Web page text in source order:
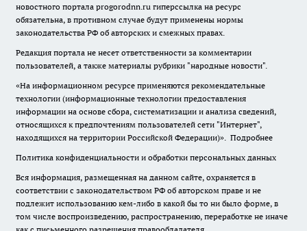
новостного портала progorodnn.ru гиперссылка на ресурс
обязательна, в противном случае будут применены нормы
законодательства РФ об авторских и смежных правах.
Редакция портала не несет ответственности за комментарии
пользователей, а также материалы рубрики "народные новости".
«На информационном ресурсе применяются рекомендательные
технологии (информационные технологии предоставления
информации на основе сбора, систематизации и анализа сведений,
относящихся к предпочтениям пользователей сети "Интернет",
находящихся на территории Российской Федерации)». Подробнее
Политика конфиденциальности и обработки персональных данных
Вся информация, размещенная на данном сайте, охраняется в
соответствии с законодательством РФ об авторском праве и не
подлежит использованию кем-либо в какой бы то ни было форме, в
том числе воспроизведению, распространению, переработке не иначе